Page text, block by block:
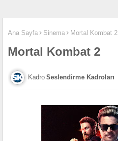
Ana Sayfa Sinema Mortal Kombat 2
Mortal Kombat 2
Seslendirme Kadroları